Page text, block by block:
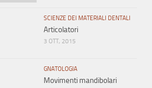
SCIENZE DEI MATERIALI DENTALI
Articolatori
3 OTT, 2015
GNATOLOGIA
Movimenti mandibolari